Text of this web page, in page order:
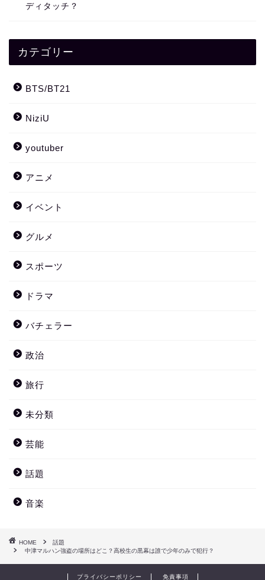
ディタッチ？
カテゴリー
BTS/BT21
NiziU
youtuber
アニメ
イベント
グルメ
スポーツ
ドラマ
バチェラー
政治
旅行
未分類
芸能
話題
音楽
HOME
話題
中津マルハン強盗の場所はどこ？高校生の黒幕は誰で少年のみで犯行？
プライバシーポリシー 免責事項